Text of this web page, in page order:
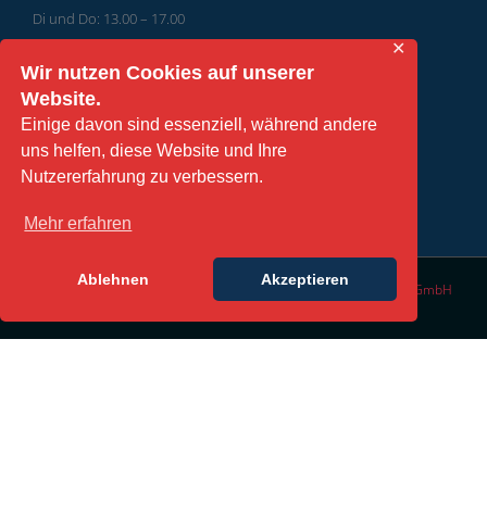
Wir nutzen Cookies auf unserer
Website.
Einige davon sind essenziell, während andere
uns helfen, diese Website und Ihre
Nutzererfahrung zu verbessern.
Mehr erfahren
Ablehnen Akzeptieren
✕
Di und Do: 13.00 – 17.00
TERMIN VEREINBAREN
© Copyright 2016 | All Rights Reserved | Design byDesignLabs GmbH